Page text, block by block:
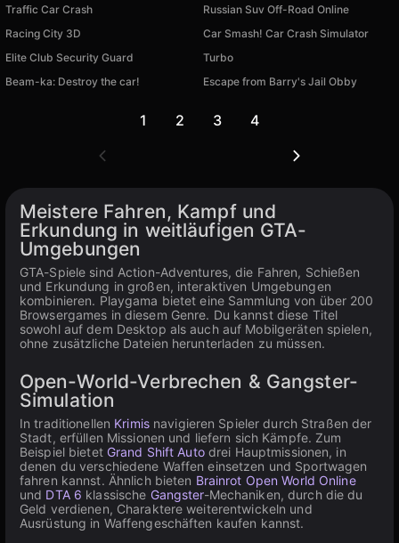
Traffic Car Crash
Russian Suv Off-Road Online
Racing City 3D
Car Smash! Car Crash Simulator
Elite Club Security Guard
Turbo
Beam-ka: Destroy the car!
Escape from Barry's Jail Obby
1 2 3 4
Meistere Fahren, Kampf und
Erkundung in weitläufigen GTA-
Umgebungen
GTA-Spiele sind Action-Adventures, die Fahren, Schießen
und Erkundung in großen, interaktiven Umgebungen
kombinieren. Playgama bietet eine Sammlung von über 200
Browsergames in diesem Genre. Du kannst diese Titel
sowohl auf dem Desktop als auch auf Mobilgeräten spielen,
ohne zusätzliche Dateien herunterladen zu müssen.
Open-World-Verbrechen & Gangster-
Simulation
In traditionellen Krimisnavigieren Spieler durch Straßen der
Stadt, erfüllen Missionen und liefern sich Kämpfe. Zum
Beispiel bietet Grand Shift Autodrei Hauptmissionen, in
denen du verschiedene Waffen einsetzen und Sportwagen
fahren kannst. Ähnlich bieten Brainrot Open World Online
und DTA 6 klassische Gangster-Mechaniken, durch die du
Geld verdienen, Charaktere weiterentwickeln und
Ausrüstung in Waffengeschäften kaufen kannst.